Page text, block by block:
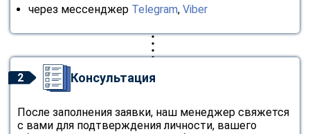
через мессенджер Telegram, Viber
2 Консультация
После заполнения заявки, наш менеджер свяжется
с вами для подтверждения личности, вашего